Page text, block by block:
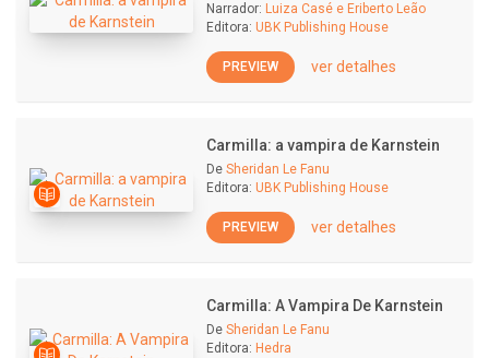
Narrador: Luiza Casé e Eriberto Leão
Editora: UBK Publishing House
PREVIEW ver detalhes
Carmilla: a vampira de Karnstein
De Sheridan Le Fanu
Editora: UBK Publishing House
PREVIEW ver detalhes
Carmilla: A Vampira De Karnstein
De Sheridan Le Fanu
Editora: Hedra